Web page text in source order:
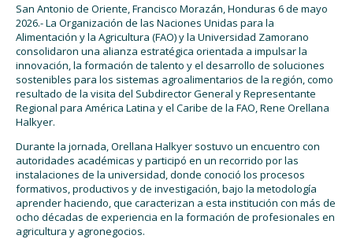
San Antonio de Oriente, Francisco Morazán,Honduras 6 de mayo
2026.-La Organización de las Naciones Unidas para la
Alimentación y la Agricultura (FAO)y la Universidad Zamorano
consolidaron una alianza estratégica orientada a impulsar la
innovación, la formación de talento y el desarrollo de soluciones
sostenibles para los sistemas agroalimentarios de la región, como
resultado de la visita del Subdirector General y Representante
Regional para América Latina y el Caribe de la FAO, Rene Orellana
Halkyer.
Durante la jornada,Orellana Halkyer sostuvo un encuentro con
autoridades académicas y participó en un recorrido por las
instalaciones de la universidad, donde conoció los procesos
formativos, productivos y de investigación,bajo la metodología
aprender haciendo,que caracterizan a esta institución con más de
ocho décadas de experiencia en la formación de profesionales en
agricultura y agronegocios.